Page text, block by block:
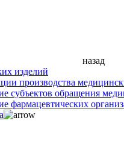
назад
изделий
производства
субъектов обращения
фармацевтических